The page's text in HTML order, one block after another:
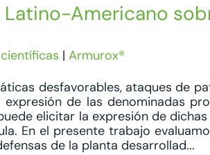
Latino-Americano
| Armurox®
desfavorables, ataques de
expresión de las denominadas
elicitar la expresión de
En el presente trabajo
de la planta desarrollad...